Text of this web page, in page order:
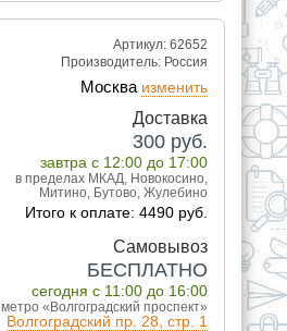
Артикул: 62652
Производитель: Россия
Москва изменить
Доставка
300 руб.
завтра с 12:00 до 17:00
в пределах МКАД, Новокосино,
Митино, Бутово, Жулебино
Итого к оплате: 4490 руб.
Самовывоз
БЕСПЛАТНО
сегодня с 11:00 до 16:00
метро «Волгоградский проспект»
Волгоградский пр. 28, стр. 1